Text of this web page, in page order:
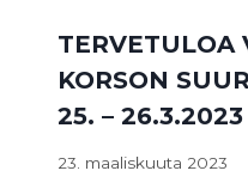
TERVETULOA
KORSON
25. –
23. maaliskuuta 2023